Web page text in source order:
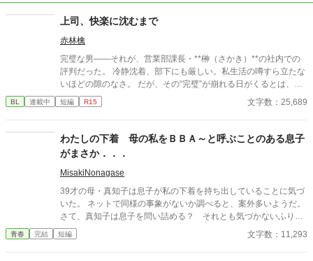
上司、快楽に沈むまで
赤林檎
完璧な男――それが、営業部課長・**榊（さかき）**の社内での
評判だった。 冷静沈着、部下にも厳しい。私生活の噂すら立たな
いほどの隙のなさ。 だが、その“完璧”が崩れる日がくるとは、誰
も想像していなかった。 入社三年目の篠原は、榊の直属の部下。
真面目だが強気で、どこか挑発的な笑みを浮かべる青年。 ある
原は上司に向かって、いつもの穏やかな口調を崩した。「……そ
んな顔、部下には見せないんですね」 疲労で僅かに緩んだ榊の表
情。 その弱さを見逃さず、篠原はデスク越しに距離を詰める。
「強がらなくていいですよ。俺の前では、もう」 指先が榊のネク
タイを掴む。 引き寄せられた瞬間、榊の理性は音を立てて崩れ
た。 拒むことも、許すこともできないまま、 彼は“部下”の手によ
って、ひとつずつ乱されていく。 言葉で支配され、触れられるた
びに、自分の知らなかった感情と快楽を知る。それは、上司とし
ての誇りを壊すほどに甘く、逃れられないほどに深い。 だが、篠
BL 連載中 短編 R15 文字数：25,689
わたしの下着 母の私をＢＢＡ～と呼ぶことのある息子
がまさか．．．
MisakiNonagase
39才の母・真知子は息子が私の下着を持ち出していることに気づ
いた。 ネットで同様の事象がないか調べると、案外多いようだ。
さて、真知子は息子を問い詰める？ それとも気づかないふりを
青春 完結 短編 文字数：11,293